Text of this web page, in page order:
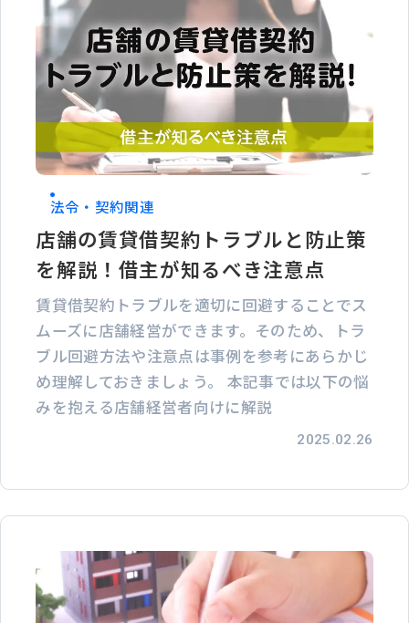
法令・契約関連
店舗の賃貸借契約トラブルと防止策
を解説！借主が知るべき注意点
賃貸借契約トラブルを適切に回避することでス
ムーズに店舗経営ができます。そのため、トラ
ブル回避方法や注意点は事例を参考にあらかじ
め理解しておきましょう。 本記事では以下の悩
みを抱える店舗経営者向けに解説
2025.02.26